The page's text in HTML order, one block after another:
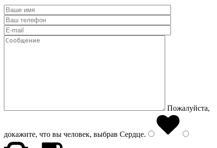
Пожалуйста,
докажите, что вы человек, выбрав Сердце.